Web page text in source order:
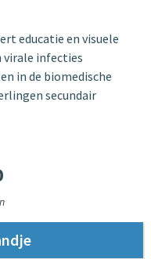
educatie en visuele
infecties
in de biomedische
secundair